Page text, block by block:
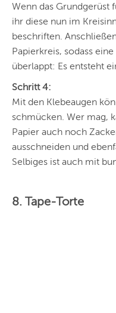
Wenn das Grundgerüst
ihr diese nun im
beschriften.
Papierkreis, sodass
überlappt: Es entsteht
Schritt 4:
Mit den Klebeaugen
schmücken. Wer mag,
Papier auch noch
ausschneiden und
Selbiges ist auch mit
8. Tape-Torte